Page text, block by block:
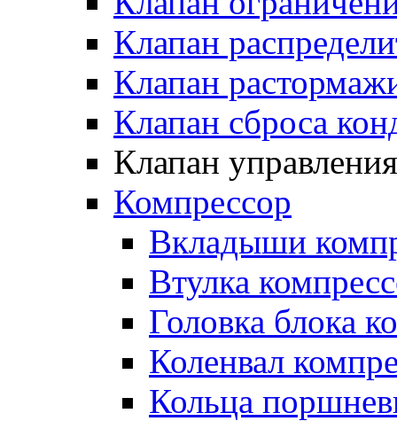
Клапан
Клапан
Клапан сброса
Клапан управления
Компрессор
Вкладыши
Втулка
Головка блока
Коленвал
Кольца